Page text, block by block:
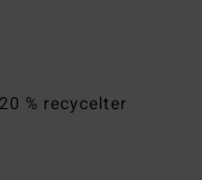
% recycelter